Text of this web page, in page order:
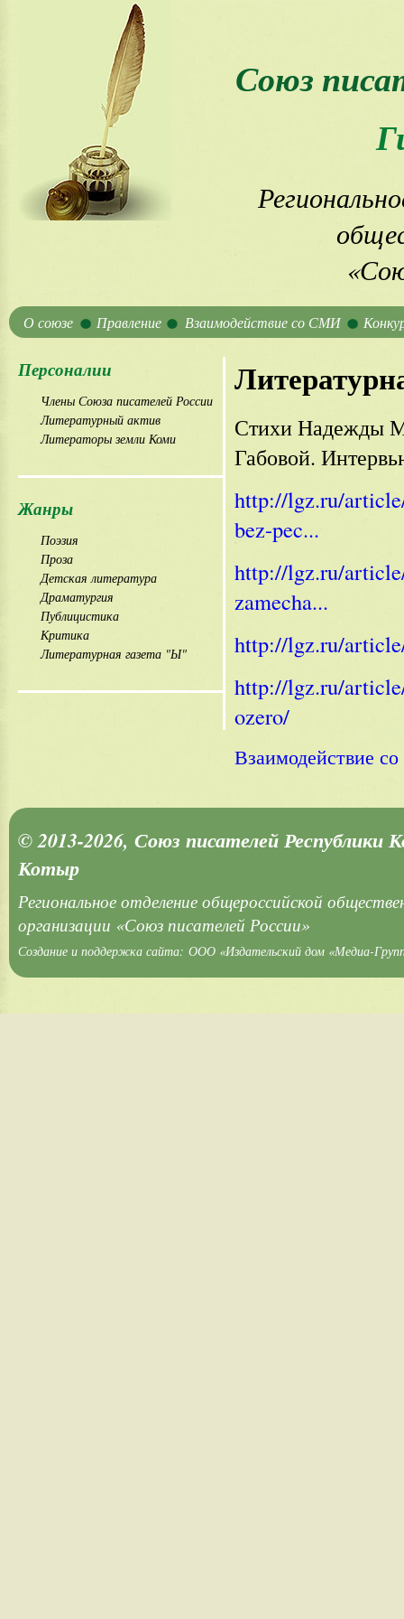
Союз
О союзе Правление Взаимодействие со СМИ
Персоналии
Члены Союза писателей России
Литературный актив
Литераторы земли Коми
Жанры
Поэзия
Проза
Детская литература
Драматургия
Публицистика
Критика
Литературная газета "Ы"
Стихи Надежды
Габовой.
http://lgz.ru/
bez-pec...
http://lgz.ru/
zamecha...
http://lgz.ru/
http://lgz.ru/
ozero/
Взаимодействие
© 2013-2026, Союз писателей Республики
Котыр
Региональное отделение общероссийской
организации «Союз писателей России»
Создание и поддержка сайта: ООО «Издательский дом «Медиа-